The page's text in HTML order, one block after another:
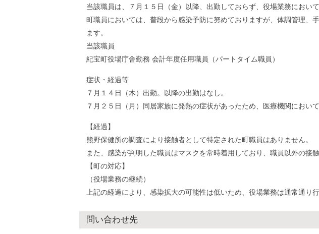
当該職員は、７月１５日（金）以降、出勤しておらず、役場業務におい
町職員においては、普段から感染予防に努めておりますが、体調管理、
ます。
当該職員
紀宝町役場庁舎勤務 会計年度任用職員（パートタイム職員）
症状・経過等
７月１４日（木）出勤。以降の出勤はなし。
７月２５日（月）同居家族に発熱の症状があったため、医療機関におい
【経過】
熊野保健所の調査により接触者として特定された町職員はありません。
また、感染が判明した職員はマスクを常時着用しており、職員以外の接
【町の対応】
（役場業務の継続）
上記の経過により、感染拡大の可能性は低いため、役場業務は通常通り行
問い合わせ先